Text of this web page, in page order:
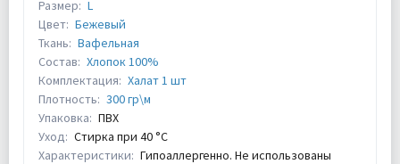
Размер: L
Цвет: Бежевый
Ткань: Вафельная
Состав: Хлопок 100%
Комплектация: Халат 1 шт
Плотность: 300 гр\м
Упаковка: ПВХ
Уход: Стирка при 40 °С
Характеристики: Гипоаллергенно. Не использованы